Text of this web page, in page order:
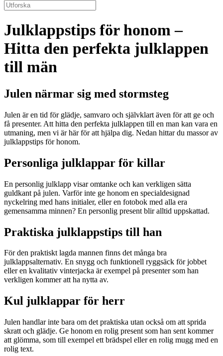
Julklappstips för honom –
Hitta den perfekta julklappen
till män
Julen närmar sig med stormsteg
Julen är en tid för glädje, samvaro och självklart även för att ge och
få presenter. Att hitta den perfekta julklappen till en man kan vara en
utmaning, men vi är här för att hjälpa dig. Nedan hittar du massor av
julklappstips för honom.
Personliga julklappar för killar
En personlig julklapp visar omtanke och kan verkligen sätta
guldkant på julen. Varför inte ge honom en specialdesignad
nyckelring med hans initialer, eller en fotobok med alla era
gemensamma minnen? En personlig present blir alltid uppskattad.
Praktiska julklappstips till han
För den praktiskt lagda mannen finns det många bra
julklappsalternativ. En snygg och funktionell ryggsäck för jobbet
eller en kvalitativ vinterjacka är exempel på presenter som han
verkligen kommer att ha nytta av.
Kul julklappar för herr
Julen handlar inte bara om det praktiska utan också om att sprida
skratt och glädje. Ge honom en rolig present som han sent kommer
att glömma, som till exempel ett brädspel eller en rolig mugg med en
rolig text.